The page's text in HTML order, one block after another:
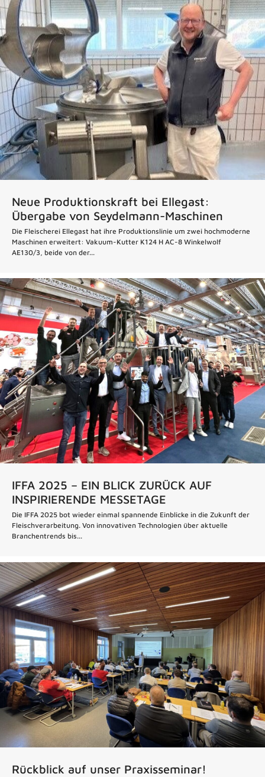
Neue Produktionskraft bei Ellegast:
Übergabe von Seydelmann-Maschinen
Die Fleischerei Ellegast hat ihre Produktionslinie um zwei hochmoderne
Maschinen erweitert: Vakuum-Kutter K124 H AC-8 Winkelwolf
AE130/3, beide von der...
IFFA 2025 – EIN BLICK ZURÜCK AUF
INSPIRIERENDE MESSETAGE
Die IFFA 2025 bot wieder einmal spannende Einblicke in die Zukunft der
Fleischverarbeitung. Von innovativen Technologien über aktuelle
Branchentrends bis...
Rückblick auf unser Praxisseminar!